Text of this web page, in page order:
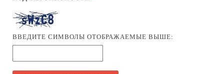
ВВЕДИТЕ СИМВОЛЫ ОТОБРАЖАЕМЫЕ ВЫШЕ: